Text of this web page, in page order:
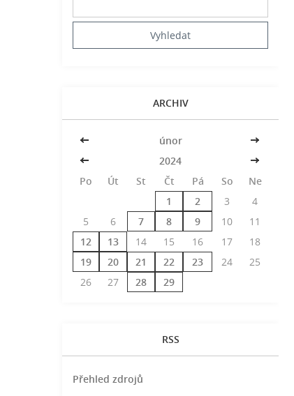
ARCHIV
<< únor
>>
<<
2024
>>
Po
Út St Čt Pá So
Ne
1
2 3
4
5
6 7 8 9 10
11
12
13 14 15 16 17
18
19
20 21 22 23 24
25
26
27 28 29
RSS
Přehled zdrojů